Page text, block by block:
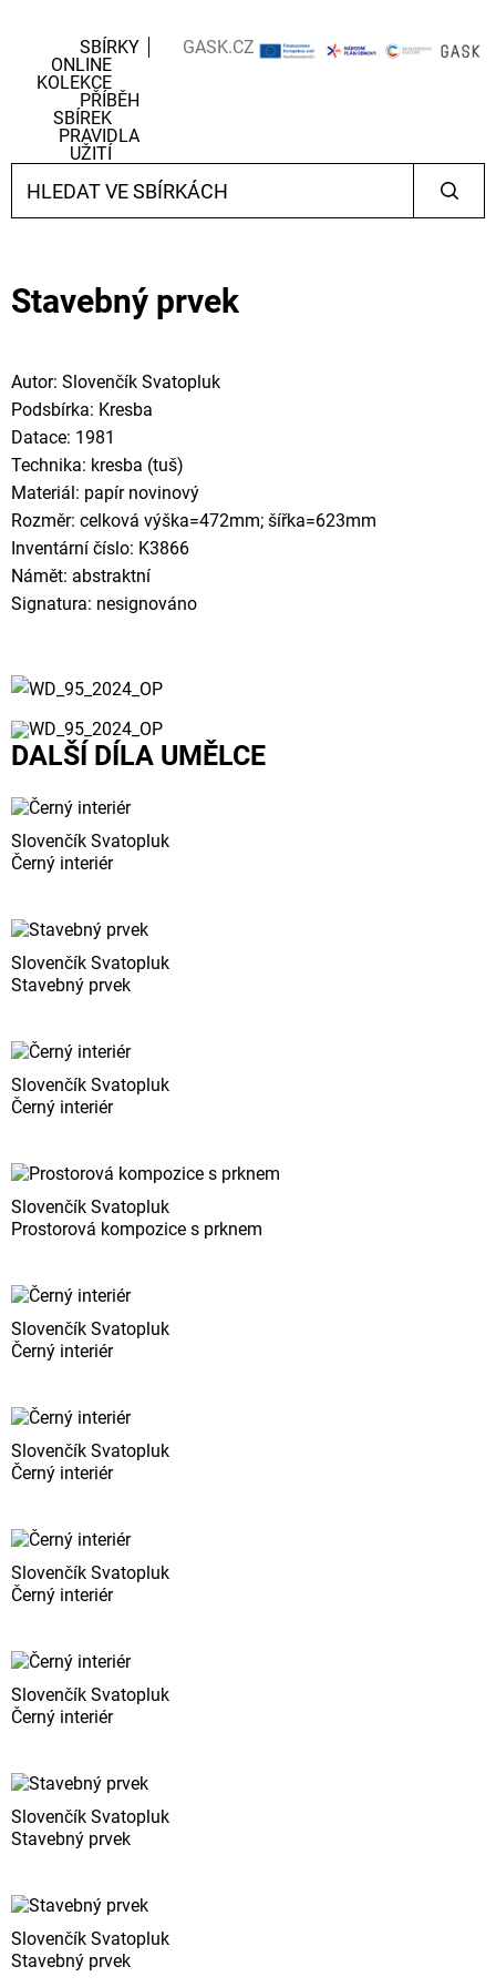
SBÍRKY
ONLINE
KOLEKCE
PŘÍBĚH
SBÍREK
PRAVIDLA
UŽITÍ
GASK.CZ
Stavebný prvek
Autor: Slovenčík Svatopluk
Podsbírka: Kresba
Datace: 1981
Technika: kresba (tuš)
Materiál: papír novinový
Rozměr: celková výška=472mm; šířka=623mm
Inventární číslo: K3866
Námět: abstraktní
Signatura: nesignováno
DALŠÍ DÍLA UMĚLCE
Slovenčík Svatopluk
Černý interiér
Slovenčík Svatopluk
Stavebný prvek
Slovenčík Svatopluk
Černý interiér
Slovenčík Svatopluk
Prostorová kompozice s prknem
Slovenčík Svatopluk
Černý interiér
Slovenčík Svatopluk
Černý interiér
Slovenčík Svatopluk
Černý interiér
Slovenčík Svatopluk
Černý interiér
Slovenčík Svatopluk
Stavebný prvek
Slovenčík Svatopluk
Stavebný prvek